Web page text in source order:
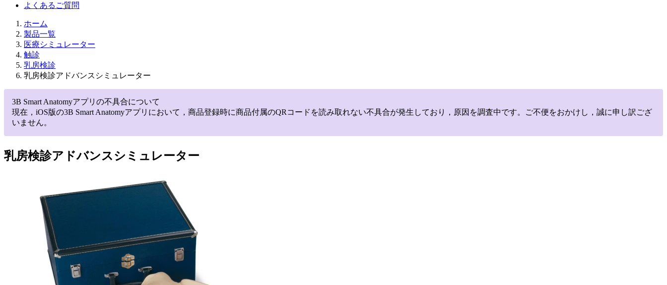
よくあるご質問
ホーム
製品一覧
医療シミュレーター
触診
乳房検診
乳房検診アドバンスシミュレーター
3B Smart Anatomyアプリの不具合について
現在，iOS版の3B Smart Anatomyアプリにおいて，商品登録時に商品付属のQRコードを読み取れない不具合が発生しており，原因を調査中です。ご不便をおかけし，誠に申し訳ござ
いません。
乳房検診アドバンスシミュレーター